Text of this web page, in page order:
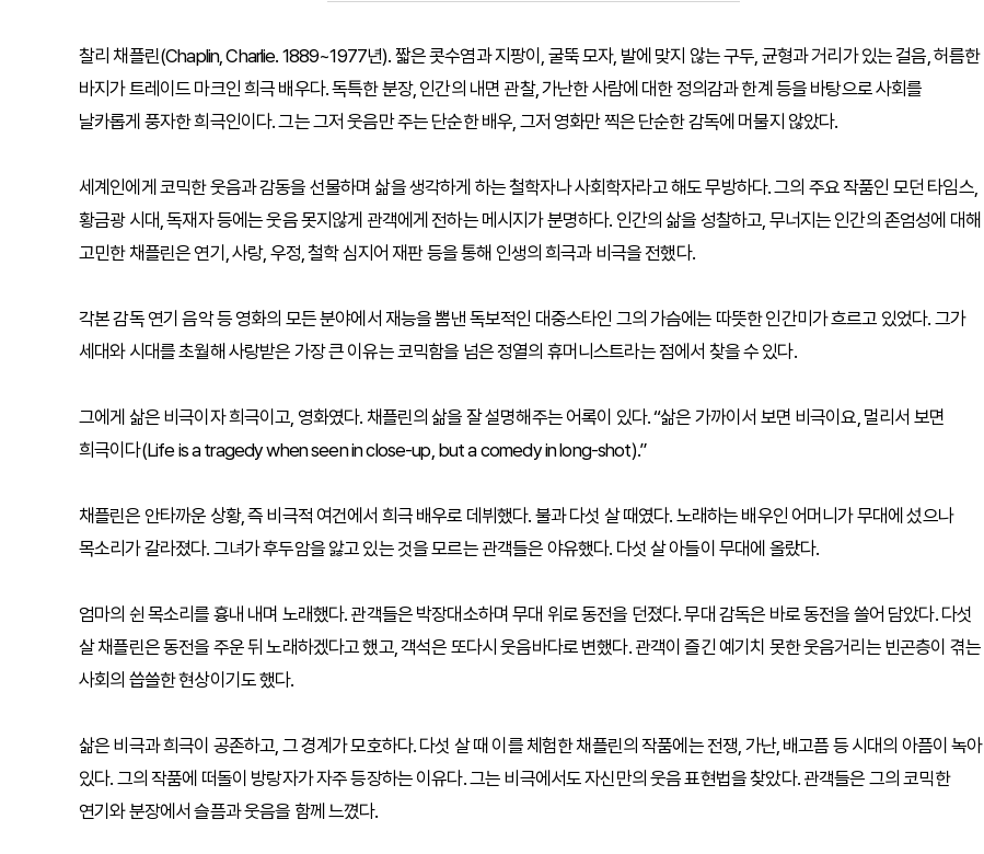
찰리 채플린(Chaplin, Charlie. 1889~1977년). 짧은 콧수염과 지팡이, 굴뚝 모자, 발에 맞지 않는 구두, 균형과 거리가 있는 걸음, 허름한
바지가 트레이드 마크인 희극 배우다. 독특한 분장, 인간의 내면 관찰, 가난한 사람에 대한 정의감과 한계 등을 바탕으로 사회를
날카롭게 풍자한 희극인이다. 그는 그저 웃음만 주는 단순한 배우, 그저 영화만 찍은 단순한 감독에 머물지 않았다.
세계인에게 코믹한 웃음과 감동을 선물하며 삶을 생각하게 하는 철학자나 사회학자라고 해도 무방하다. 그의 주요 작품인 모던 타임스,
황금광 시대, 독재자 등에는 웃음 못지않게 관객에게 전하는 메시지가 분명하다. 인간의 삶을 성찰하고, 무너지는 인간의 존엄성에 대해
고민한 채플린은 연기, 사랑, 우정, 철학 심지어 재판 등을 통해 인생의 희극과 비극을 전했다.
각본 감독 연기 음악 등 영화의 모든 분야에서 재능을 뽐낸 독보적인 대중스타인 그의 가슴에는 따뜻한 인간미가 흐르고 있었다. 그가
세대와 시대를 초월해 사랑받은 가장 큰 이유는 코믹함을 넘은 정열의 휴머니스트라는 점에서 찾을 수 있다.
그에게 삶은 비극이자 희극이고, 영화였다. 채플린의 삶을 잘 설명해주는 어록이 있다. “삶은 가까이서 보면 비극이요, 멀리서 보면
희극이다(Life is a tragedy when seen in close-up, but a comedy in long-shot).”
채플린은 안타까운 상황, 즉 비극적 여건에서 희극 배우로 데뷔했다. 불과 다섯 살 때였다. 노래하는 배우인 어머니가 무대에 섰으나
목소리가 갈라졌다. 그녀가 후두암을 앓고 있는 것을 모르는 관객들은 야유했다. 다섯 살 아들이 무대에 올랐다.
엄마의 쉰 목소리를 흉내 내며 노래했다. 관객들은 박장대소하며 무대 위로 동전을 던졌다. 무대 감독은 바로 동전을 쓸어 담았다. 다섯
살 채플린은 동전을 주운 뒤 노래하겠다고 했고, 객석은 또다시 웃음바다로 변했다. 관객이 즐긴 예기치 못한 웃음거리는 빈곤층이 겪는
사회의 씁쓸한 현상이기도 했다.
삶은 비극과 희극이 공존하고, 그 경계가 모호하다. 다섯 살 때 이를 체험한 채플린의 작품에는 전쟁, 가난, 배고픔 등 시대의 아픔이 녹아
있다. 그의 작품에 떠돌이 방랑자가 자주 등장하는 이유다. 그는 비극에서도 자신만의 웃음 표현법을 찾았다. 관객들은 그의 코믹한
연기와 분장에서 슬픔과 웃음을 함께 느꼈다.